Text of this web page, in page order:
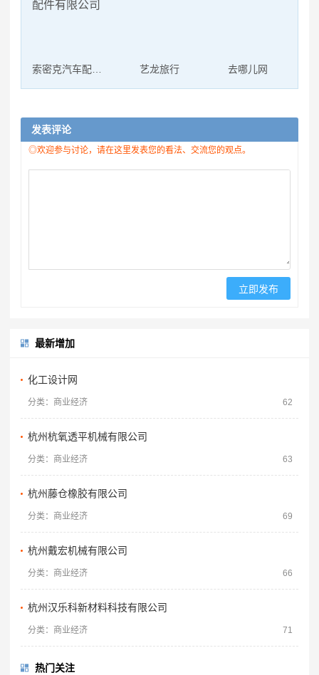
索密克汽车配件有限公司 艺龙旅行 去哪儿网
发表评论
◎欢迎参与讨论，请在这里发表您的看法、交流您的观点。
最新增加
化工设计网
分类：商业经济 62
杭州杭氧透平机械有限公司
分类：商业经济 63
杭州藤仓橡胶有限公司
分类：商业经济 69
杭州戴宏机械有限公司
分类：商业经济 66
杭州汉乐科新材料科技有限公司
分类：商业经济 71
热门关注